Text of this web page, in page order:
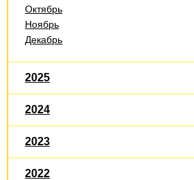
Октябрь
Ноябрь
Декабрь
2025
2024
2023
2022